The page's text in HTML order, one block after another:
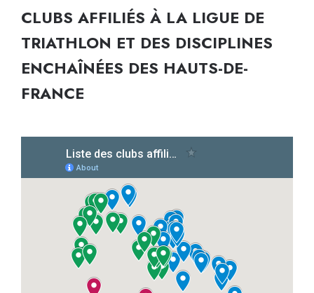
CLUBS AFFILIÉS À LA LIGUE DE
TRIATHLON ET DES DISCIPLINES
ENCHAÎNÉES DES HAUTS-DE-
FRANCE